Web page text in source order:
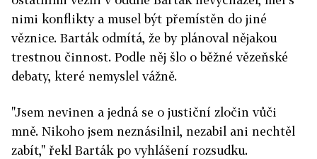
nimi konflikty a musel být přemístěn do jiné
věznice. Barták odmítá, že by plánoval nějakou
trestnou činnost. Podle něj šlo o běžné vězeňské
debaty, které nemyslel vážně.
"Jsem nevinen a jedná se o justiční zločin vůči
mně. Nikoho jsem neznásilnil, nezabil ani nechtěl
zabít," řekl Barták po vyhlášení rozsudku.